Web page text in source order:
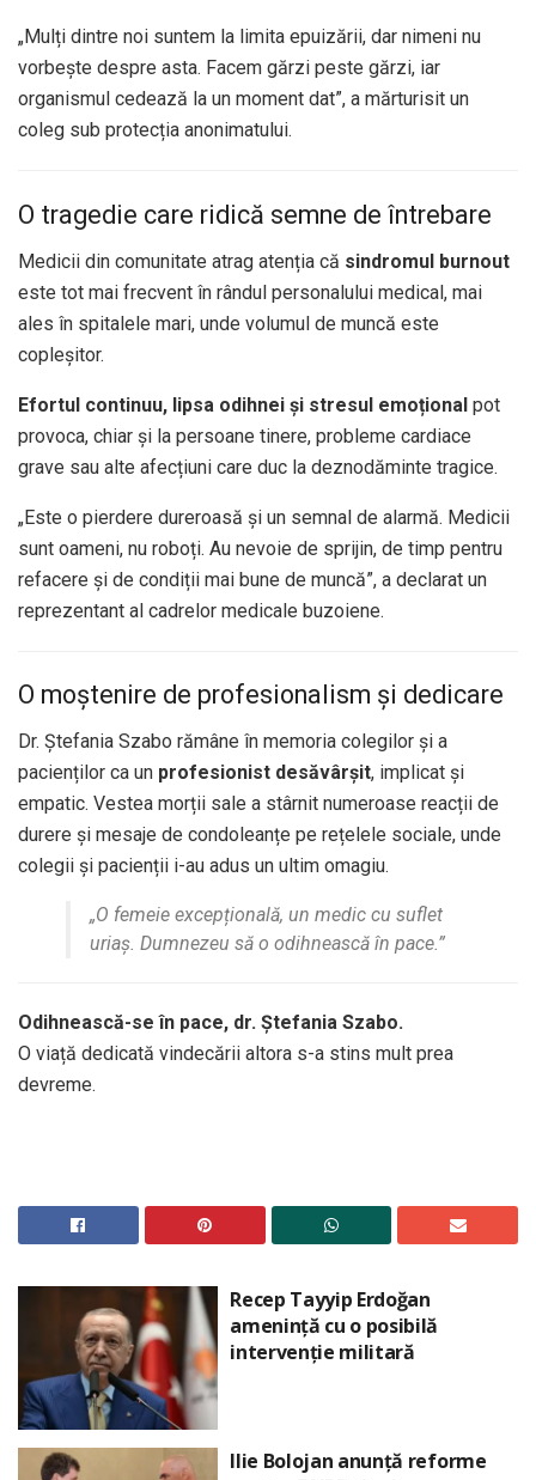
„Mulți dintre noi suntem la limita epuizării, dar nimeni nu
vorbește despre asta. Facem gărzi peste gărzi, iar
organismul cedează la un moment dat”, a mărturisit un
coleg sub protecția anonimatului.
O tragedie care ridică semne de întrebare
Medicii din comunitate atrag atenția că sindromul burnout
este tot mai frecvent în rândul personalului medical, mai
ales în spitalele mari, unde volumul de muncă este
copleșitor.
Efortul continuu, lipsa odihnei și stresul emoțional pot
provoca, chiar și la persoane tinere, probleme cardiace
grave sau alte afecțiuni care duc la deznodăminte tragice.
„Este o pierdere dureroasă și un semnal de alarmă. Medicii
sunt oameni, nu roboți. Au nevoie de sprijin, de timp pentru
refacere și de condiții mai bune de muncă”, a declarat un
reprezentant al cadrelor medicale buzoiene.
O moștenire de profesionalism și dedicare
Dr. Ștefania Szabo rămâne în memoria colegilor și a
pacienților ca un profesionist desăvârșit, implicat și
empatic. Vestea morții sale a stârnit numeroase reacții de
durere și mesaje de condoleanțe pe rețelele sociale, unde
colegii și pacienții i-au adus un ultim omagiu.
„O femeie excepțională, un medic cu suflet
uriaș. Dumnezeu să o odihnească în pace.”
Odihnească-se în pace, dr. Ștefania Szabo.
O viață dedicată vindecării altora s-a stins mult prea
devreme.
Recep Tayyip Erdoğan
amenință cu o posibilă
intervenție militară
Ilie Bolojan anunță reforme